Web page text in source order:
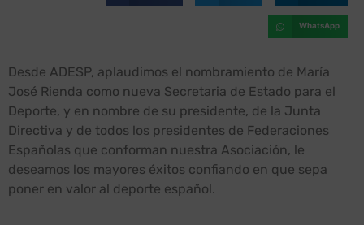
WhatsApp
Desde ADESP, aplaudimos el nombramiento de María
José Rienda como nueva Secretaria de Estado para el
Deporte, y en nombre de su presidente, de la Junta
Directiva y de todos los presidentes de Federaciones
Españolas que conforman nuestra Asociación, le
deseamos los mayores éxitos confiando en que sepa
poner en valor al deporte español.